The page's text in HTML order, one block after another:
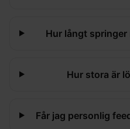
Hur långt springer
Hur stora är
Får jag personlig